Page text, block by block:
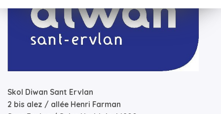
▼
Skol Diwan Sant Ervlan
2 bis alez / allée Henri Farman